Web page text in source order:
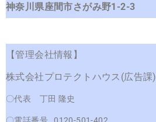
神奈川県座間市さがみ野1-2-3
【管理会社情報】
株式会社プロテクトハウス(広告課)
〇代表 丁田 隆史